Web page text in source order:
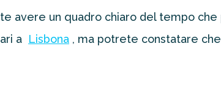
avere un quadro chiaro del tempo
a Lisbona , ma potrete constatare